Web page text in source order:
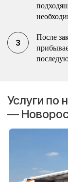
После
Услуги по
—